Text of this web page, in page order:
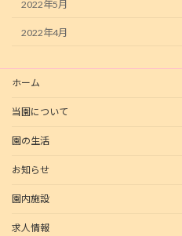
2022年5月
2022年4月
ホーム
当園について
園の生活
お知らせ
園内施設
求人情報